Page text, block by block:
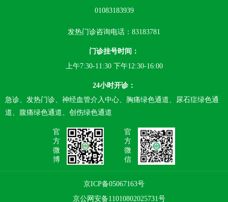
01083183939
发热门诊咨询电话：83183781
门诊挂号时间：
上午7:30-11:30 下午12:30-16:00
24小时开诊：
急诊、发热门诊、神经血管介入中心、胸痛绿色通道、尿石症绿色通
道、腹痛绿色通道、创伤绿色通道
官
方
微
博
官
方
微
信
京ICP备05067163号
京公网安备11010802025731号